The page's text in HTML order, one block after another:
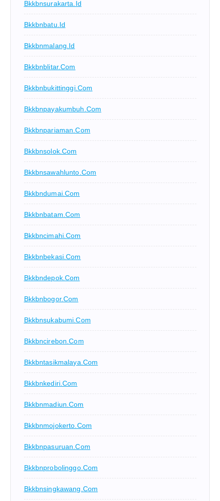
Bkkbnsurakarta.id
Bkkbnbatu.id
Bkkbnmalang.id
Bkkbnblitar.com
Bkkbnbukittinggi.com
Bkkbnpayakumbuh.com
Bkkbnpariaman.com
Bkkbnsolok.com
Bkkbnsawahlunto.com
Bkkbndumai.com
Bkkbnbatam.com
Bkkbncimahi.com
Bkkbnbekasi.com
Bkkbndepok.com
Bkkbnbogor.com
Bkkbnsukabumi.com
Bkkbncirebon.com
Bkkbntasikmalaya.com
Bkkbnkediri.com
Bkkbnmadiun.com
Bkkbnmojokerto.com
Bkkbnpasuruan.com
Bkkbnprobolinggo.com
Bkkbnsingkawang.com